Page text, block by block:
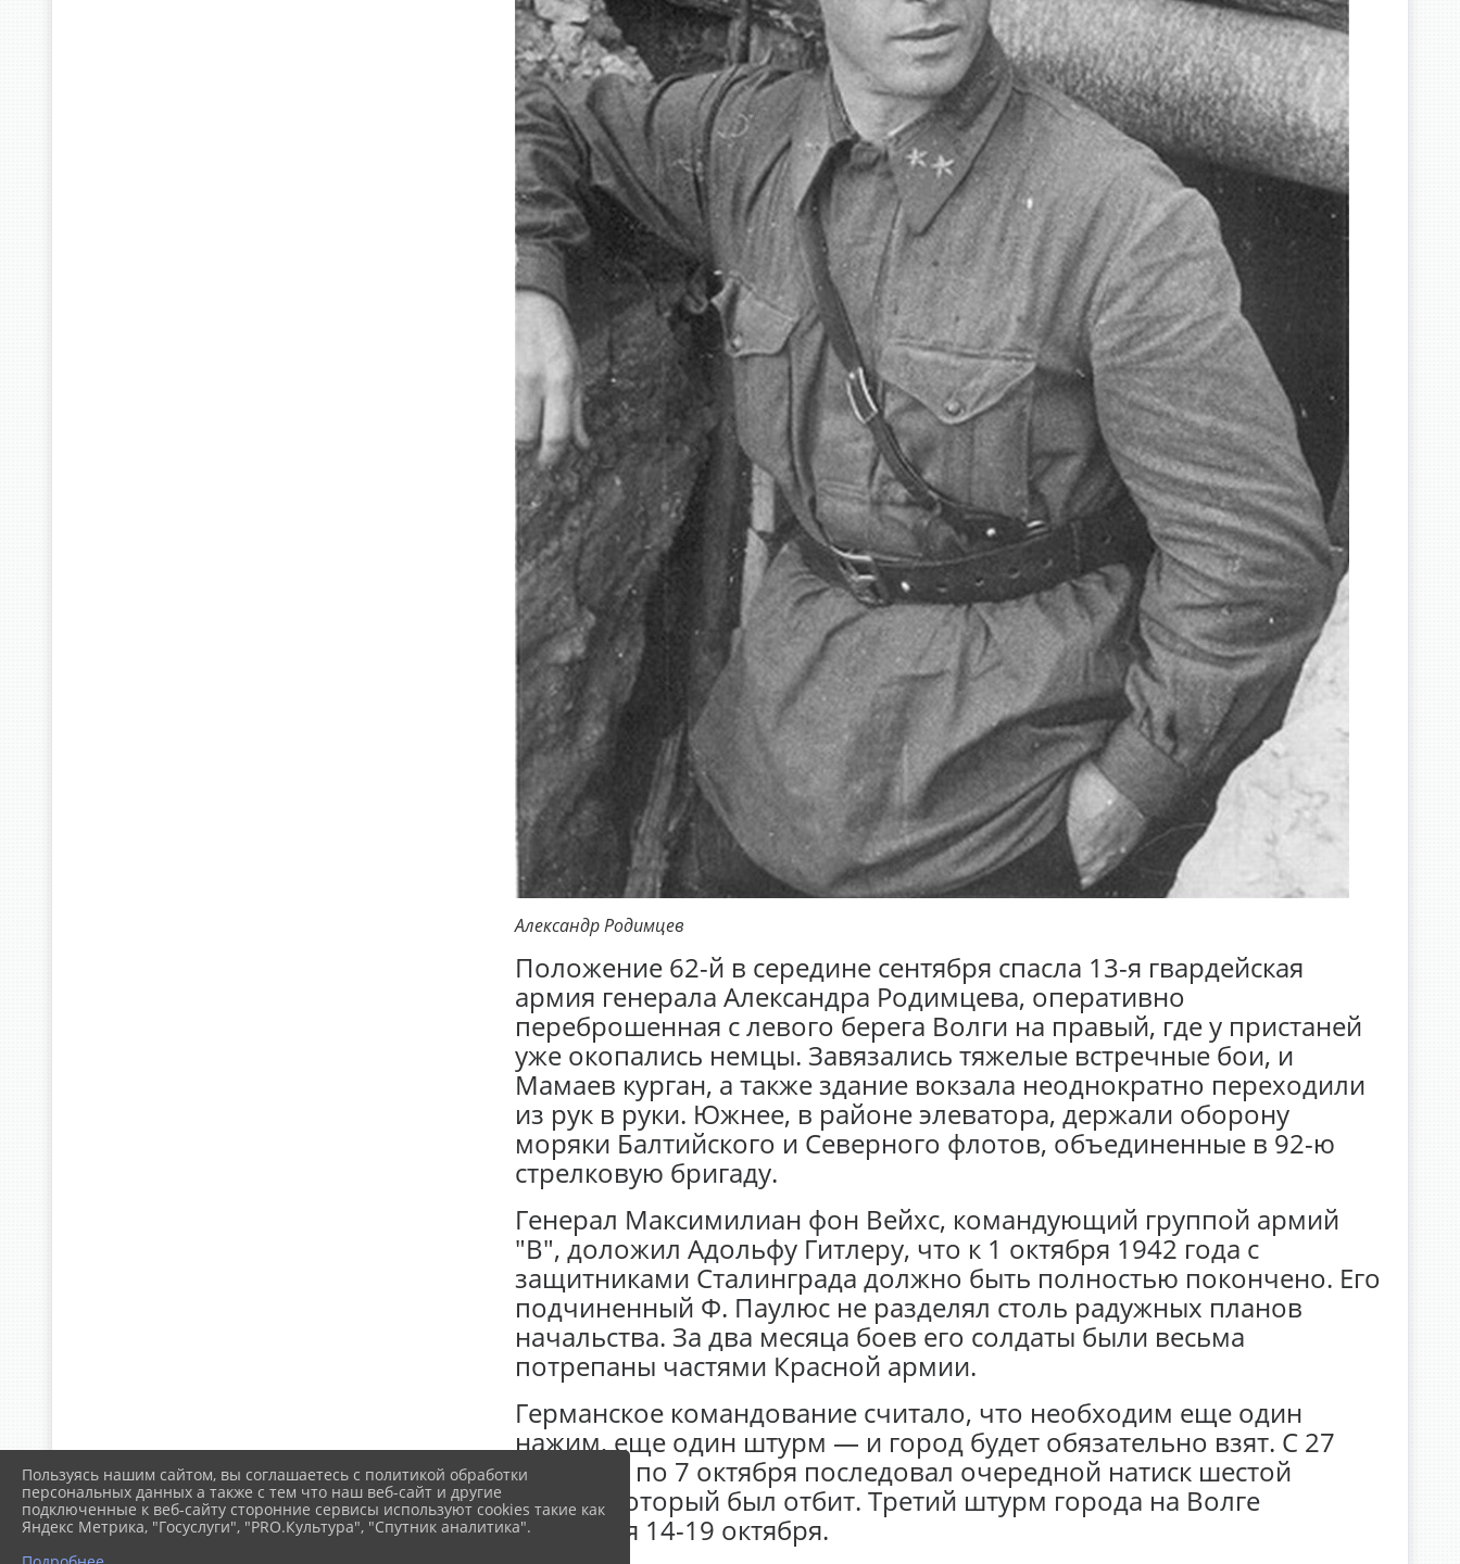
Александр Родимцев
Положение 62-й в середине сентября спасла 13-я гвардейская
армия генерала Александра Родимцева, оперативно
переброшенная с левого берега Волги на правый, где у пристаней
уже окопались немцы. Завязались тяжелые встречные бои, и
Мамаев курган, а также здание вокзала неоднократно переходили
из рук в руки. Южнее, в районе элеватора, держали оборону
моряки Балтийского и Северного флотов, объединенные в 92-ю
стрелковую бригаду.
Генерал Максимилиан фон Вейхс, командующий группой армий
"B", доложил Адольфу Гитлеру, что к 1 октября 1942 года с
защитниками Сталинграда должно быть полностью покончено. Его
подчиненный Ф. Паулюс не разделял столь радужных планов
начальства. За два месяца боев его солдаты были весьма
потрепаны частями Красной армии.
Германское командование считало, что необходим еще один
нажим, еще один штурм — и город будет обязательно взят. С 27
сентября по 7 октября последовал очередной натиск шестой
армии, который был отбит. Третий штурм города на Волге
состоялся 14-19 октября.
Пользуясь нашим сайтом, вы соглашаетесь с политикой обработки
персональных данных а также с тем что наш веб-сайт и другие
подключенные к веб-сайту сторонние сервисы используют cookies такие как
Яндекс Метрика, "Госуслуги", "PRO.Культура", "Спутник аналитика".